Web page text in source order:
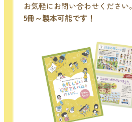
お気軽にお問い合わせください。
5冊～製本可能です！